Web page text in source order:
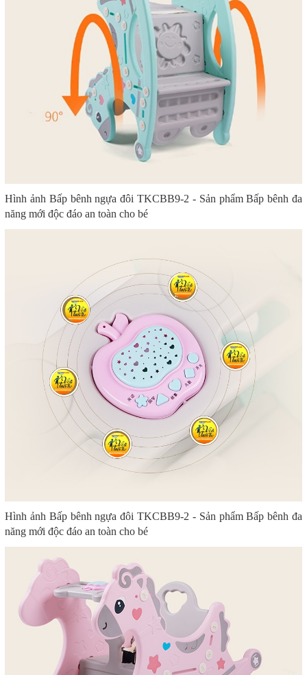
Hình ảnh Bấp bênh ngựa đôi TKCBB9-2 - Sản phẩm Bấp bênh đa
năng mới độc đáo an toàn cho bé
Hình ảnh Bấp bênh ngựa đôi TKCBB9-2 - Sản phẩm Bấp bênh đa
năng mới độc đáo an toàn cho bé